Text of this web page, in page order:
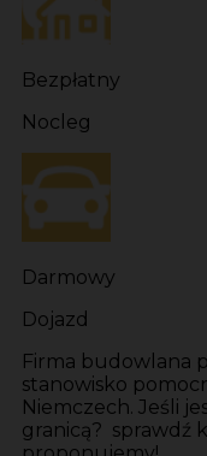
Bezpłatny
Nocleg
Darmowy
Dojazd
Firma budowlana
stanowisko
Niemczech. Jeśli
granicą? sprawdź